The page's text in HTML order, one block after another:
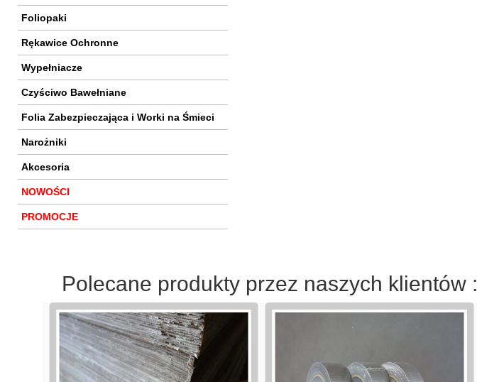
Foliopaki
Rękawice Ochronne
Wypełniacze
Czyściwo Bawełniane
Folia Zabezpieczająca i Worki na Śmieci
Narożniki
Akcesoria
NOWOŚCI
PROMOCJE
Polecane produkty przez naszych klientów :